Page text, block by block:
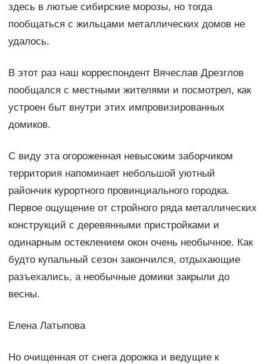
здесь в лютые сибирские морозы, но тогда
пообщаться с жильцами металлических домов не
удалось.
В этот раз наш корреспондент Вячеслав Дрезглов
пообщался с местными жителями и посмотрел, как
устроен быт внутри этих импровизированных
домиков.
С виду эта огороженная невысоким заборчиком
территория напоминает небольшой уютный
райончик курортного провинциального городка.
Первое ощущение от стройного ряда металлических
конструкций с деревянными пристройками и
одинарным остеклением окон очень необычное. Как
будто купальный сезон закончился, отдыхающие
разъехались, а необычные домики закрыли до
весны.
Елена Латыпова
Но очищенная от снега дорожка и ведущие к